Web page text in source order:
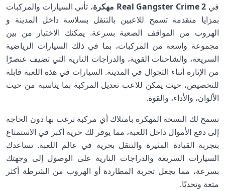
في Real Gangster Crime 2 مهكرة
، تأتي السيارات والمركبات
بمزايا متقدمة تسمح للاعبين بالتنقل بسلاسة داخل المدينة و
الهروب من المواقف الصعبة بسرعة. يمكنك الاختيار من بين
مجموعة واسعة من المركبات، بما في ذلك السيارات الرياضية
السريعة، والشاحنات القوية، والدراجات النارية التي تضيف عنصرًا
من الإثارة أثناء التجوال في المدينة. السيارات في هذه اللعبة قابلة
للتخصيص، حيث يمكن للاعب تعديل المركبة بما يناسبه من حيث
الألوان، والأداء، والقوة.
تسمح لك النسخة المهكرة بامتلاك أي مركبة ترغب بها دون الحاجة
إلى دفع الأموال داخل اللعبة، مما يوفر لك حرية أكبر في الاستمتاع
بتجربة القيادة المثيرة والتنقل بحرية في عالم اللعبة. تساعدك
السيارات السريعة والدراجات النارية على الوصول إلى وجهتك
بسرعة، مما يجعل تجربة المطاردة أو الهروب من الشرطة أكثر
متعة وتحديًا.